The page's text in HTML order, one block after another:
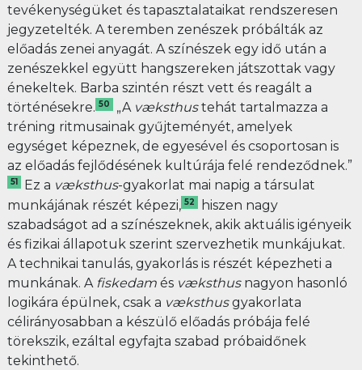
tevékenységüket és tapasztalataikat rendszeresen
jegyzetelték. A teremben zenészek próbálták az
előadás zenei anyagát. A színészek egy idő után a
zenészekkel együtt hangszereken játszottak vagy
énekeltek. Barba szintén részt vett és reagált a
történésekre. 50 „A væksthustehát tartalmazza a
tréning ritmusainak gyűjteményét, amelyek
egységet képeznek, de egyesével és csoportosan is
az előadás fejlődésének kultúrája felé rendeződnek.”
51 Ez a væksthus-gyakorlat mai napig a társulat
munkájának részét képezi, 52
hiszen nagy
szabadságot ad a színészeknek, akik aktuális igényeik
és fizikai állapotuk szerint szervezhetik munkájukat.
A technikai tanulás, gyakorlás is részét képezheti a
munkának. A fiskedamés væksthusnagyon hasonló
logikára épülnek, csak a væksthusgyakorlata
célirányosabban a készülő előadás próbája felé
törekszik, ezáltal egyfajta szabad próbaidőnek
tekinthető.